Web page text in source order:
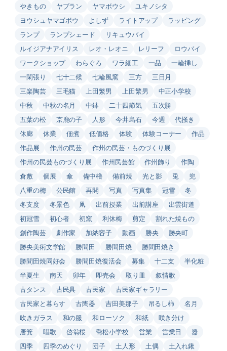
やきもの
ヤブラン ヤマボウシ
ユキノシタ
ヨウシュヤマゴボウ
よしず ライトアップ
ラッピング
ランプ
ランプシェード
リキュウバイ
ルイジアナアイリス
レオ・レオニ レリーフ
ロウバイ
ワークショップ
わらぐろ ワラ細工 一品
一輪挿し
一閑張り
七十二候 七輪風窯 三方
三日月
三楽陶芸
三毛猫 上田繁男 上田繁男
中正小学校
中秋
中秋の名月 中鉢 二十四節気
五次勝
五葉の松
京鹿の子 人形 今井烏石 今週
代掻き
休廊
休業 佃煮 低価格 体験 体験コーナー
作品
作品展
作州の民芸
作州の民芸・ものづくり展
作州の民芸ものづくり展
作州民芸館 作州飾り
作陶
倉敷
個展 傘 備中櫓 備前焼 光と影 兎
兜
八重の梅
公民館 再開 写真 写真集 冠雪
冬
冬支度
冬景色 凧 出前授業 出前講座
出雲街道
初冠雪
初心者 初窯 利休梅 剪定
割れた焼もの
創作陶芸
劇作家 加納容子 動画 勝央
勝央町
勝央美術文学館
勝間田 勝間田焼
勝間田焼き
勝間田焼同好会
勝間田焼復活会 募集 十二支
半化粧
半夏生
南天 卯年 即売会 取り皿
叙情歌
古タンス
古民具 古民家
古民家ギャラリー
古民家と暮らす
古陶器 吉田美那子 吊るし柿
名月
吹きガラス
和の服 和ローソク 和紙
咲き分け
唐箕
唱歌 啓翁桜 喬松小学校 営業 営業日
器
四季
四季のめぐり 団子 土人形 土偶
土入れ鍬